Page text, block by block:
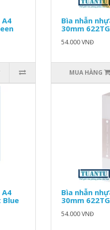
A4
Bìa nhẫn
30mm
54.000 VNĐ
MUA HÀNG
A4
Blue
Bìa nhẫn
30mm
54.000 VNĐ